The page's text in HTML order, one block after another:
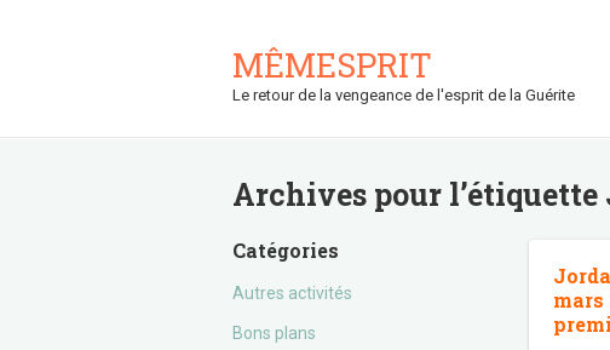
MÊMESPRIT
Le retour de la vengeance de l'esprit de la Guérite
Archives pour l’étiquette
Catégories
Autres activités
Bons plans
mars